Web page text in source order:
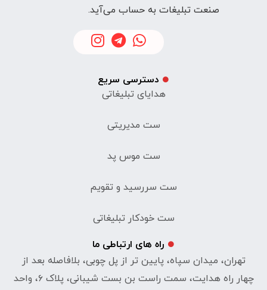
صنعت تبلیغات به حساب می‌آید.
دسترسی سریع
هدایای تبلیغاتی
ست مدیریتی
ست موس پد
ست سررسید و تقویم
ست خودکار تبلیغاتی
راه های ارتباطی ما
تهران، میدان سپاه، پایین تر از پل چوبی، بلافاصله بعد از
چهار راه هدایت، سمت راست بن بست شیبانی، پلاک ۶، واحد